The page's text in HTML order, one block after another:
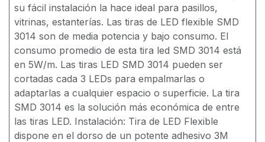
su fácil instalación la hace ideal para pasillos,
vitrinas, estanterías. Las tiras de LED flexible SMD
3014 son de media potencia y bajo consumo. El
consumo promedio de esta tira led SMD 3014 está
en 5W/m. Las tiras LED SMD 3014 pueden ser
cortadas cada 3 LEDs para empalmarlas o
adaptarlas a cualquier espacio o superficie. La tira
SMD 3014 es la solución más económica de entre
las tiras LED. Instalación: Tira de LED Flexible
dispone en el dorso de un potente adhesivo 3M